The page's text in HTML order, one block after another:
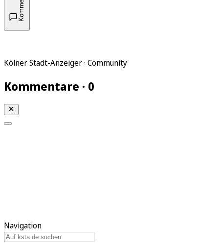
Kölner Stadt-Anzeiger · Community
Kommentare · 0
Navigation